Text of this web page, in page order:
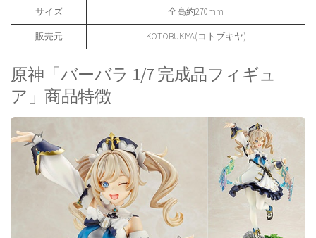
サイズ 全高約270mm
販売元 KOTOBUKIYA(コトブキヤ)
原神「バーバラ 1/7 完成品フィギュ
ア」商品特徴